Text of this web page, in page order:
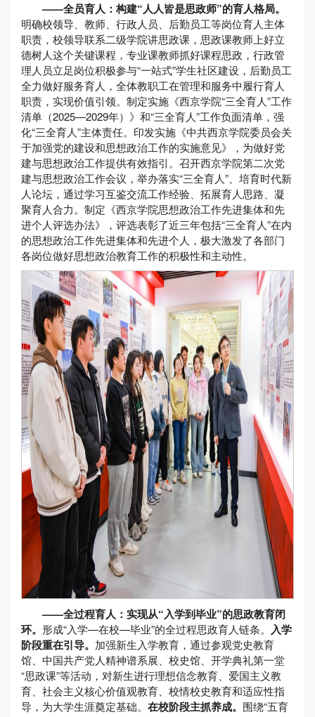
——全员育人：构建“人人皆是思政师”的育人格局。
明确校领导、教师、行政人员、后勤员工等岗位育人主体
职责，校领导联系二级学院讲思政课，思政课教师上好立
德树人这个关键课程，专业课教师抓好课程思政，行政管
理人员立足岗位积极参与“一站式”学生社区建设，后勤员工
全力做好服务育人，全体教职工在管理和服务中履行育人
职责，实现价值引领。制定实施《西京学院“三全育人”工作
清单（2025—2029年）》和“三全育人”工作负面清单，强
化“三全育人”主体责任。印发实施《中共西京学院委员会关
于加强党的建设和思想政治工作的实施意见》，为做好党
建与思想政治工作提供有效指引。召开西京学院第二次党
建与思想政治工作会议，举办落实“三全育人”、培育时代新
人论坛，通过学习互鉴交流工作经验、拓展育人思路、凝
聚育人合力。制定《西京学院思想政治工作先进集体和先
进个人评选办法》，评选表彰了近三年包括“三全育人”在内
的思想政治工作先进集体和先进个人，极大激发了各部门
各岗位做好思想政治教育工作的积极性和主动性。
——全过程育人：实现从“入学到毕业”的思政教育闭
环。 形成“入学—在校—毕业”的全过程思政育人链条。 入学
阶段重在引导。 加强新生入学教育，通过参观党史教育
馆、中国共产党人精神谱系展、校史馆、开学典礼第一堂
“思政课”等活动，对新生进行理想信念教育、爱国主义教
育、社会主义核心价值观教育、校情校史教育和适应性指
导，为大学生涯奠定基础。 在校阶段主抓养成。 围绕“五育